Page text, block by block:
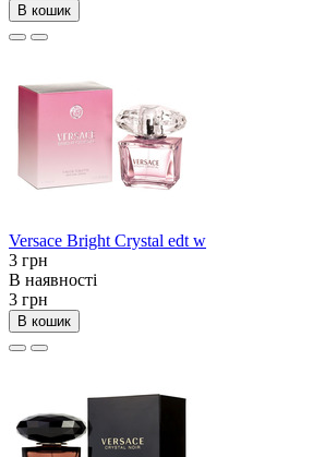
В кошик
Versace Bright Crystal edt w
3 грн
В наявності
3 грн
В кошик